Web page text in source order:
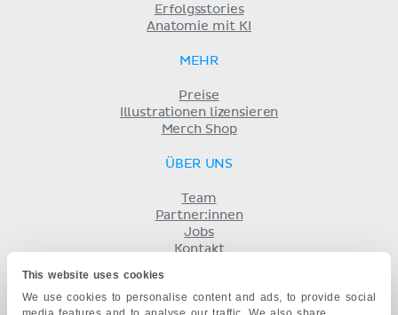
This website uses cookies
We use cookies to personalise content and ads, to provide social
Erfolgsstories
Anatomie mit KI
MEHR
Preise
Illustrationen lizensieren
Merch Shop
ÜBER UNS
Team
Partner:innen
Jobs
Kontakt
Datenschutz